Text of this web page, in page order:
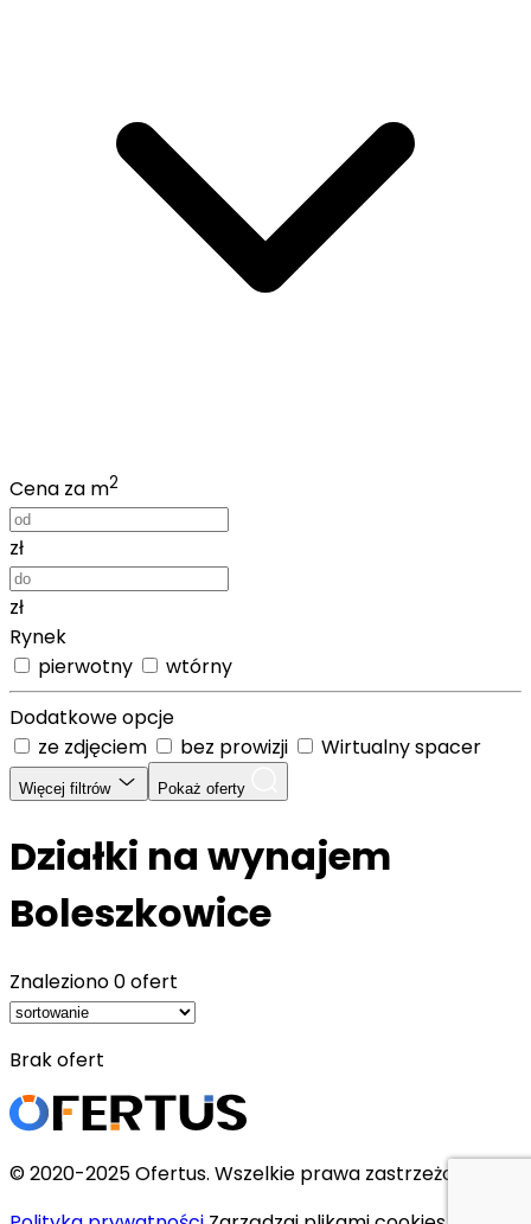
Cena za m2
zł
zł
Rynek
pierwotny
wtórny
Dodatkowe opcje
ze zdjęciem
bez prowizji Wirtualny spacer
Więcej filtrów Pokaż oferty
Działki na wynajem
Boleszkowice
Znaleziono0 ofert
Brak ofert
© 2020-2025 Ofertus. Wszelkie prawa zastrzeżone.